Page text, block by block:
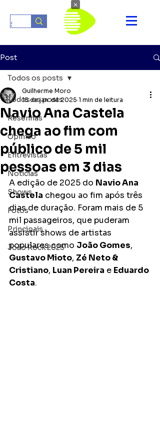
Post
Todos os posts
Resenhas
Opinião
Entrevistas
Notícias
Shows
Fotos
Principais
João Rock 2025
Todos os posts
Navio Ana Castela
chega ao fim com
público de 5 mil
pessoas em 3 dias
Guilherme Moro
15 de jan. de 2025 1 min de leitura
A edição de 2025 do Navio Ana
Castela chegou ao fim após três
dias de duração. Foram mais de 5
mil passageiros, que puderam
assistir shows de artistas
populares como João Gomes,
Gustavo Mioto, Zé Neto &
Cristiano, Luan Pereira e Eduardo
Costa.
×